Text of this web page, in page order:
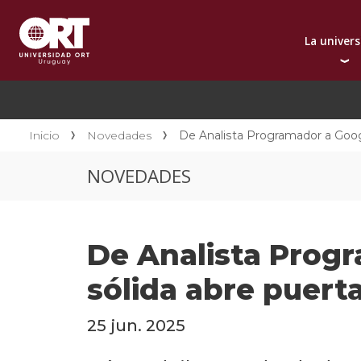
La
Presentación
Reconocimientos
Contacto
Inicio Novedades De Analista Programador a
NOVEDADES
De Analista
sólida abre
25 jun. 2025